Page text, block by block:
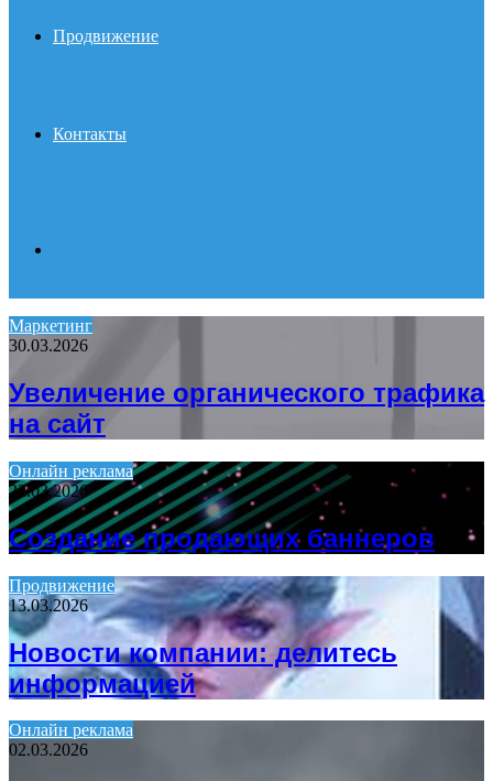
Продвижение
Контакты
for
Маркетинг
30.03.2026
Увеличение органического трафика
на сайт
Онлайн реклама
22.03.2026
Создание продающих баннеров
Продвижение
13.03.2026
Новости компании: делитесь
информацией
Онлайн реклама
02.03.2026